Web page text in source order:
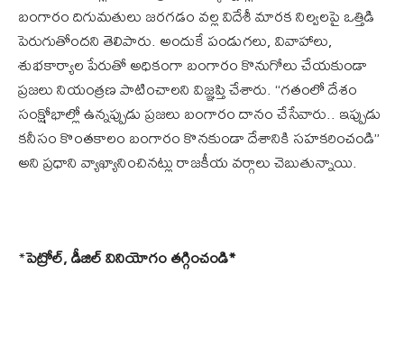
బంగారం దిగుమతులు జరగడం వల్ల విదేశీ మారక నిల్వలపై ఒత్తిడి
పెరుగుతోందని తెలిపారు. అందుకే పండుగలు, వివాహాలు,
శుభకార్యాల పేరుతో అధికంగా బంగారం కొనుగోలు చేయకుండా
ప్రజలు నియంత్రణ పాటించాలని విజ్ఞప్తి చేశారు. “గతంలో దేశం
సంక్షోభాల్లో ఉన్నప్పుడు ప్రజలు బంగారం దానం చేసేవారు.. ఇప్పుడు
కనీసం కొంతకాలం బంగారం కొనకుండా దేశానికి సహకరించండి”
అని ప్రధాని వ్యాఖ్యానించినట్లు రాజకీయ వర్గాలు చెబుతున్నాయి.
*పెట్రోల్, డీజిల్ వినియోగం తగ్గించండి*